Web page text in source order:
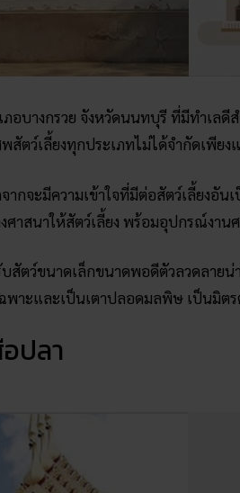
ภอบางกรวย จังหวัดนนทบุรี ที่มีทำเล
ตว์เลี้ยงทุกประเภทไม่ได้จำกัดเพียง
กจะมีความเข้าใจที่มีต่อสัตว์เลี้ยงอัน
ศาสนาให้สัตว์เลี้ยง พร้อมอุปกรณ์งาน
สัตว์ขนาดเล็กขนาดพอดีตัวลวดลายน่
ฉพาะและเป็นเตาปลอดมลพิษ เป็นมิต
ปลา